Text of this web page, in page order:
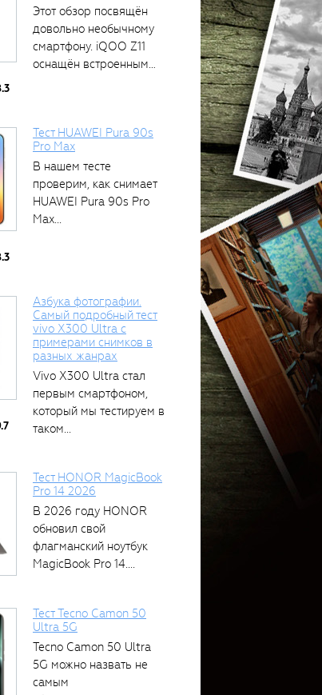
Этот обзор посвящён
довольно необычному
смартфону. iQOO Z11
оснащён встроенным
Тест HUAWEI Pura 90s
Pro Max
В нашем тесте
проверим, как снимает
HUAWEI Pura 90s Pro
Max...
Азбука фотографии.
Самый подробный тест
vivo X300 Ultra с
примерами снимков в
разных жанрах
Vivo X300 Ultra стал
первым смартфоном,
который мы тестируем в
таком...
Тест HONOR MagicBook
Pro 14 2026
В 2026 году HONOR
обновил свой
флагманский ноутбук
MagicBook Pro 14....
Тест Tecno Camon 50
Ultra 5G
Tecno Camon 50 Ultra
5G можно назвать не
самым